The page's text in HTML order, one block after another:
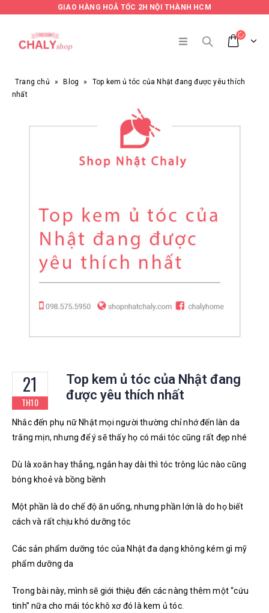
GIAO HÀNG HOẢ TỐC 2H NỘI THÀNH HCM
Trang chủ » Blog »
Top kem ủ tóc của Nhật đang được yêu thích
nhất
21
TH10
Top kem ủ tóc của Nhật đang
được yêu thích nhất
Nhắc đến phụ nữ Nhật mọi người thường chỉ nhớ đến làn da
trắng mịn, nhưng để ý sẽ thấy họ có mái tóc cũng rất đẹp nhé
Dù là xoăn hay thẳng, ngắn hay dài thì tóc trông lúc nào cũng
bóng khoẻ và bồng bềnh
Một phần là do chế độ ăn uống, nhưng phần lớn là do họ biết
cách và rất chịu khó dưỡng tóc
Các sản phẩm dưỡng tóc của Nhật đa dạng không kém gì mỹ
phẩm dưỡng da
Trong bài này, mình sẽ giới thiệu đến các nàng thêm một “cứu
tinh” nữa cho mái tóc khô xơ đó là kem ủ tóc.